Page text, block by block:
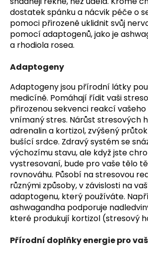
dostatek spánku a nácvik péče o
pomoci přirozeně uklidnit svůj
pomocí adaptogenů, jako je
a rhodiola rosea.
Adaptogeny
Adaptogeny jsou přírodní látky
medicíně. Pomáhají řídit vaši
přirozenou sekvenci reakcí
vnímaný stres. Nárůst stresových
adrenalin a kortizol, zvýšený
bušící srdce. Zdravý systém se
výchozímu stavu, ale když jste
vystresovaní, bude pro vaše tělo
rovnováhu. Působí na stresovou
různými způsoby, v závislosti na
adaptogenu, který používáte.
ashwagandha podporuje
které produkují kortizol (stresový
Přírodní doplňky energie pro